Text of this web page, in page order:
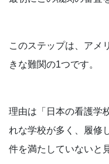
このステップは、アメ
きな難関の1つです。
理由は「日本の看護学
れな学校が多く、履修
件を満たしていないと